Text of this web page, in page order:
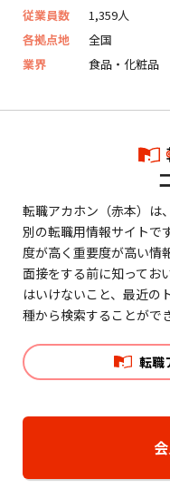
従業員数
1,359人
各拠点地
全国
業界
食品・化粧品
転職アカホン（赤本）は
別の転職用情報サイトで
度が高く重要度が高い情
面接をする前に知ってお
はいけないこと、最近の
種から検索することがで
転職